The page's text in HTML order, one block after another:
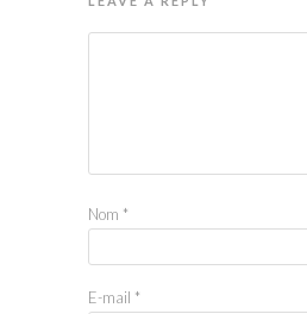
Nom *
E-mail *